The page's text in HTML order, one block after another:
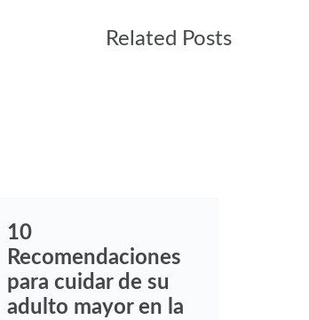
Related Posts
10
Recomendaciones
para cuidar de su
adulto mayor en la